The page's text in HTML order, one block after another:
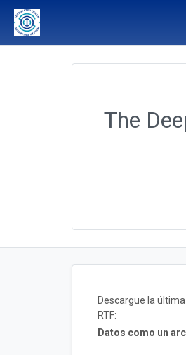
The
Descargue la
RTF:
Datos como un